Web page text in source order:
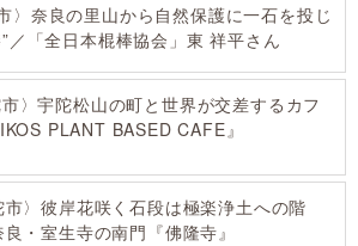
〉奈良の里山から自然保護に一石を投じ
”／「全日本棍棒協会」東 祥平さん
市〉宇陀松山の町と世界が交差するカフ
PLANT BASED CAFE』
市〉彼岸花咲く石段は極楽浄土への階
・室生寺の南門『佛隆寺』